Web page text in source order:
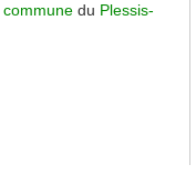
commune du Plessis-